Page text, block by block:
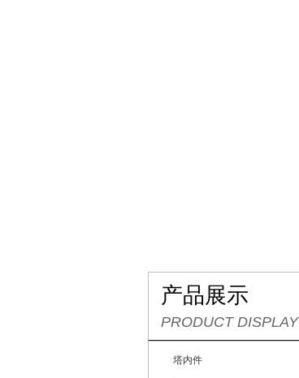
产品展示
PRODUCT DISPLAY
塔内件